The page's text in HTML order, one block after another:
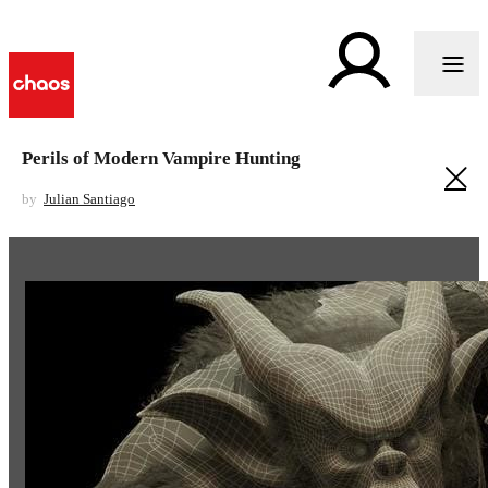
Perils of Modern Vampire Hunting
by Julian Santiago